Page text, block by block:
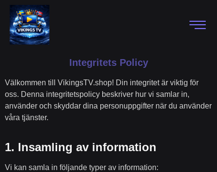
Integritets Policy
Välkommen till VikingsTV.shop! Din integritet är viktig för
oss. Denna integritetspolicy beskriver hur vi samlar in,
använder och skyddar dina personuppgifter när du använder
våra tjänster.
1. Insamling av information
Vi kan samla in följande typer av information: